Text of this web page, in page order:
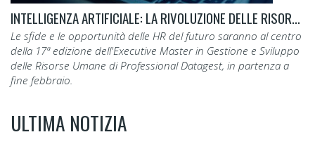
INTELLIGENZA ARTIFICIALE: LA RIVOLUZIONE DELLE RISORSE UMANE
Le sfide e le opportunità delle HR del futuro saranno al centro
della 17ª edizione dell'Executive Master in Gestione e Sviluppo
delle Risorse Umane di Professional Datagest, in partenza a
fine febbraio.
ULTIMA NOTIZIA